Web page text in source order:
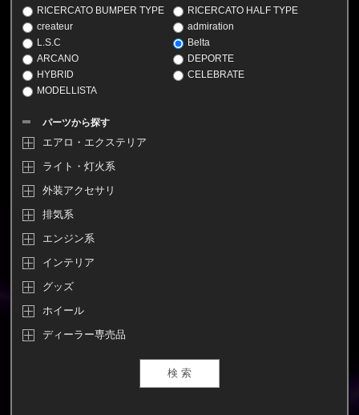
RICERCATO BUMPER TYPE
RICERCATO HALF TYPE
createur
admiration
L.S.C
Belta
ARCANO
DEPORTE
HYBRID
CELEBRATE
MODELLISTA
パーツから探す
エアロ・エクステリア
ライト・灯火系
外装アクセサリ
排気系
エンジン系
インテリア
グッズ
ホイール
ディーラー専売品